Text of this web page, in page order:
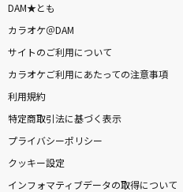
DAM★とも
カラオケ＠DAM
サイトのご利用について
カラオケご利用にあたっての注意事項
利用規約
特定商取引法に基づく表示
プライバシーポリシー
クッキー設定
インフォマティブデータの取得について